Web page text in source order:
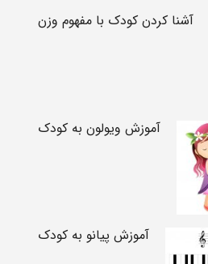
آشنا کردن کودک با مفهوم وزن
آموزش ویولون به کودک
آموزش پیانو به کودک